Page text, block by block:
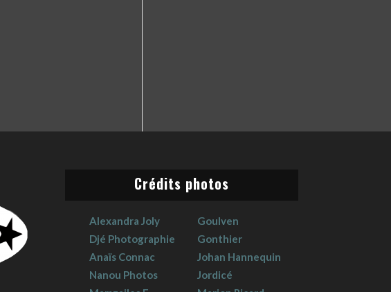
Crédits photos
Alexandra Joly
Djé Photographie
Anaïs Connac
Nanou Photos
Goulven
Gonthier
Johan Hannequin
Jordicé